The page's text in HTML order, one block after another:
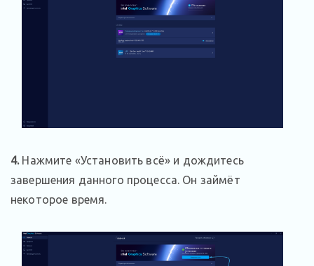
4.Нажмите «Установить всё» и дождитесь
завершения данного процесса. Он займёт
некоторое время.